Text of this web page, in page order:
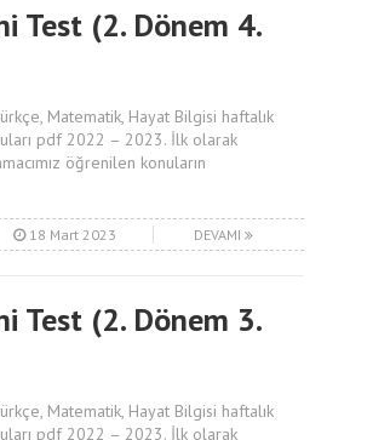
Test (2. Dönem 4.
Matematik, Hayat Bilgisi haftalık
pdf 2022 – 2023. İlk olarak
öğrenilen konuların
18 Mart 2023 DEVAMI
Test (2. Dönem 3.
Matematik, Hayat Bilgisi haftalık
pdf 2022 – 2023. İlk olarak